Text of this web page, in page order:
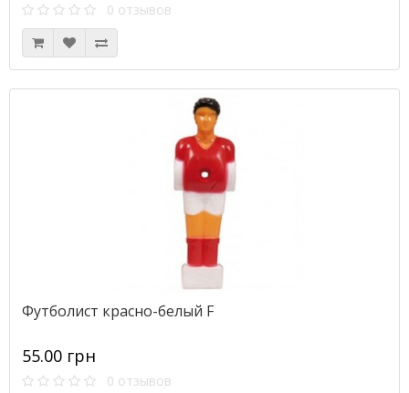
0 отзывов
Футболист красно-белый F
55.00 грн
0 отзывов